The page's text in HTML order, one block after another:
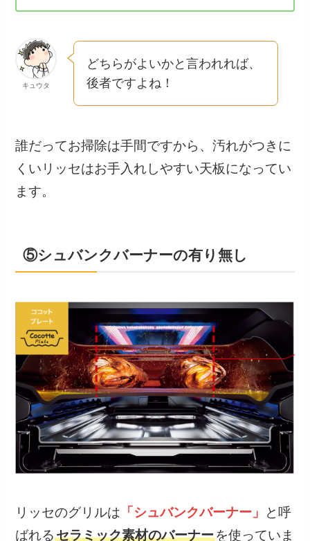
キュウタ
どちらがよいかと言われれば、
後者ですよね！
誰だってお掃除は手間ですから、汚れがつきに
くいリッセはお手入れしやすい天板になってい
ます。
⑤シュバンクバーナーの有り無し
リッセのグリルは 「シュバンクバーナー」
と呼
ばれるセラミック素材のバーナーを使っていま